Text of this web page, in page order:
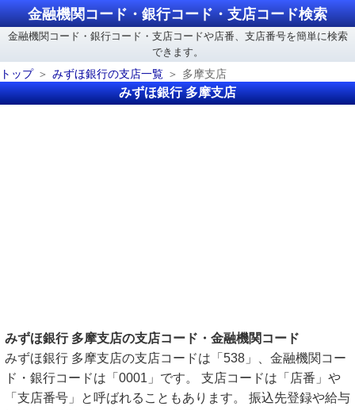
金融機関コード・銀行コード・支店コード検索
金融機関コード・銀行コード・支店コードや店番、支店番号を簡単に検索
できます。
トップ
みずほ銀行の支店一覧 多摩支店
みずほ銀行 多摩支店
みずほ銀行 多摩支店の支店コード・金融機関コード
みずほ銀行 多摩支店の支店コードは「538」、金融機関コー
ド・銀行コードは「0001」です。 支店コードは「店番」や
「支店番号」と呼ばれることもあります。 振込先登録や給与